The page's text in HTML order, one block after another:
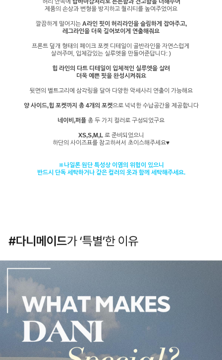
허리 안쪽에 랍바마감처리로 튼튼함과 견고함을 더해주어
제품의 손상과 변형을 방지하고 퀄리티를 높여주었어요
깔끔하게 떨어지는 A라인 핏이 허리라인을 슬림하게 잡아주고,
레그라인을 더욱 길어보이게 연출해줘요
프론트 덮개 형태의 페이크 포켓 디테일이 골반라인을 자연스럽게
살려주며, 입체감있는 실루엣을 만들어준답니다: )
힙 라인의 다트 디테일이 입체적인 실루엣을 살려
더욱 예쁜 핏을 완성시켜줘요
뒷면의 벨트고리에 삼각링을 달아 다양한 악세사리 연출이 가능해요
양 사이드,힙 포켓까지 총 4개의 포켓으로 넉넉한 수납공간을 제공합니다
네이비,퍼플 총 두 가지 컬러로 구성되었구요
XS,S,M,L로 준비되었으니
하단의 사이즈표를 참고하셔서 초이스해주세요♥
※나일론 원단 특성상 이염의 위험이 있으니
반드시 단독 세탁하거나 같은 컬러의 옷과 함께 세탁해주세요.